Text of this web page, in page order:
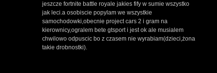
jeszcze fortnite battle royale jakies fify w sumie wszystko
jak leci.a osobiscie popylam we wszystkie
samochodowki,obecnie project cars 2 i gram na
kierownicy,ogralem bete gtsport i jest ok ale musialem
chwilowo odpuscic bo z czasem nie wyrabiam(dzieci,żona
takie drobnostki).